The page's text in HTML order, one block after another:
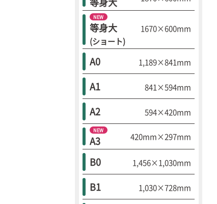
NEW
等身大
(ショート)
1670×600mm
A0 1,189×841mm
A1 841×594mm
A2 594×420mm
NEW
A3 420mm×297mm
B0 1,456×1,030mm
B1 1,030×728mm